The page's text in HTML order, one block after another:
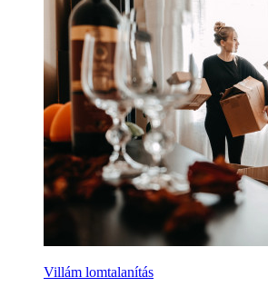
Villám lomtalanítás